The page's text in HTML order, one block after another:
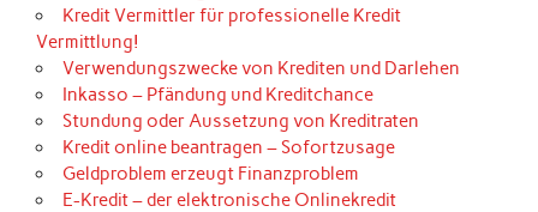
Kredit Vermittler für professionelle Kredit
Vermittlung!
Verwendungszwecke von Krediten und Darlehen
Inkasso – Pfändung und Kreditchance
Stundung oder Aussetzung von Kreditraten
Kredit online beantragen – Sofortzusage
Geldproblem erzeugt Finanzproblem
E-Kredit – der elektronische Onlinekredit